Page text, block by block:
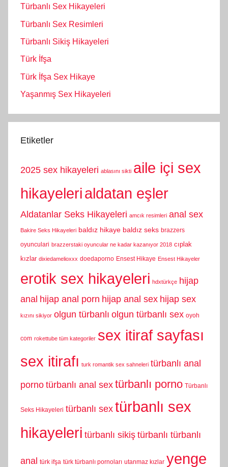
Türbanlı Sex Hikayeleri
Türbanlı Sex Resimleri
Türbanlı Sikiş Hikayeleri
Türk İfşa
Türk İfşa Sex Hikaye
Yaşanmış Sex Hikayeleri
Etiketler
2025 sex hikayeleri ablasını sikti aile içi sex
hikayelerialdatan eşler
Aldatanlar Seks Hikayeleri amcık resimleri anal sex
Bakire Seks Hikayeleri baldız hikaye baldız seks brazzers
oyunculari brazzerstaki oyuncular ne kadar kazanıyor 2018 cıplak
kızlar dixiedamelioxxx doedaporno Ensest Hikaye Ensest Hikayeler
erotik sex hikayeleri hdxtürkçe hijap
anal hijap anal porn hijap anal sex hijap sex
kızını sikiyor olgun türbanlı olgun türbanlı sex oyoh
com rokettube tüm kategoriler sex itiraf sayfası
sex itirafı turk romantik sex sahneleri türbanlı anal
porno türbanlı anal sex türbanlı porno Türbanlı
Seks Hikayeleri türbanlı sex türbanlı sex
hikayeleri türbanlı sikiş türbanlı türbanlı
anal türk ifşa türk türbanlı pornoları utanmaz kızlar yenge